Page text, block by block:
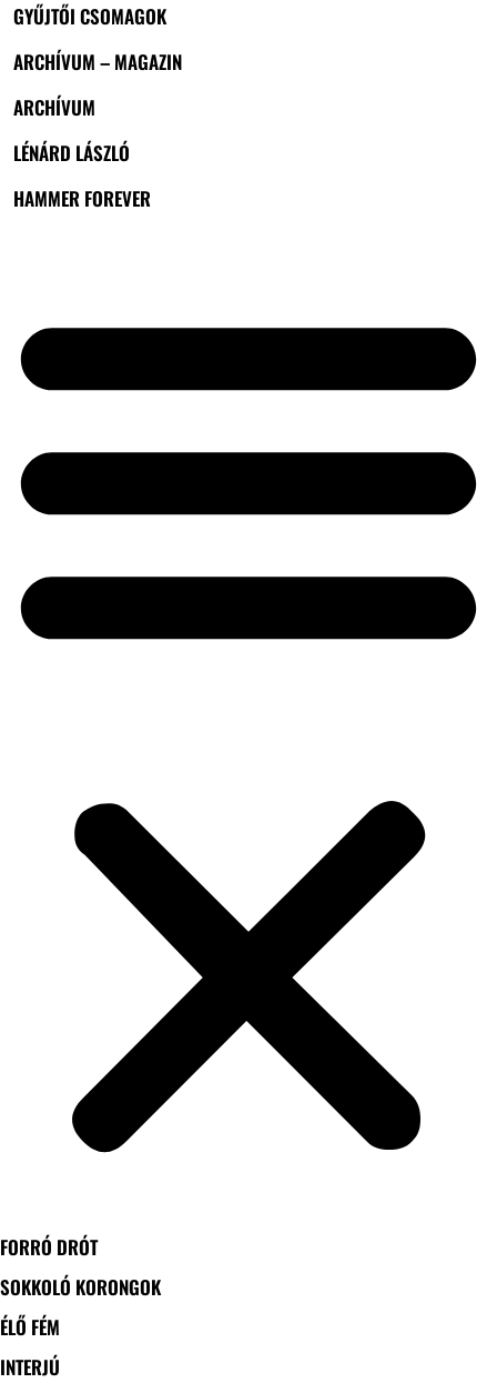
GYŰJTŐI CSOMAGOK
ARCHÍVUM – MAGAZIN
ARCHÍVUM
LÉNÁRD LÁSZLÓ
HAMMER FOREVER
FORRÓ DRÓT
SOKKOLÓ KORONGOK
ÉLŐ FÉM
INTERJÚ